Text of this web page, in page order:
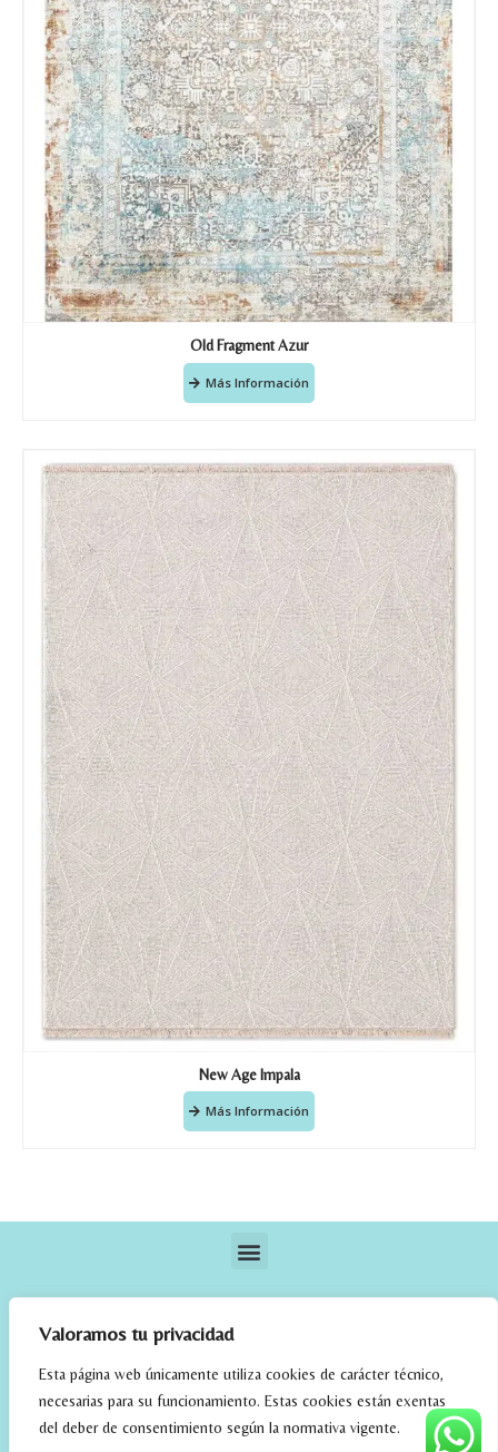
Valoramos tu privacidad
Esta página web únicamente utiliza cookies de carácter técnico,
necesarias para su funcionamiento. Estas cookies están exentas
del deber de consentimiento según la normativa vigente.
Old Fragment Azur
Más Información
New Age Impala
Más Información
elrincondefehmi.com © 2023. Designed By W Media